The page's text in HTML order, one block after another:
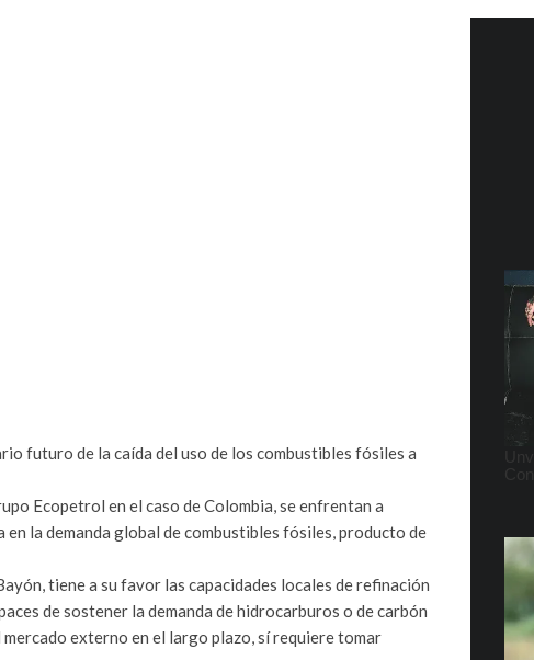
futuro de la caída del uso de los combustibles fósiles a
Ecopetrol en el caso de Colombia, se enfrentan a
la demanda global de combustibles fósiles, producto de
tiene a su favor las capacidades locales de refinación
de sostener la demanda de hidrocarburos o de carbón
externo en el largo plazo, sí requiere tomar